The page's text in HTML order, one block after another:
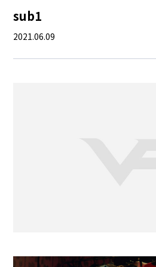
sub1
2021.06.09